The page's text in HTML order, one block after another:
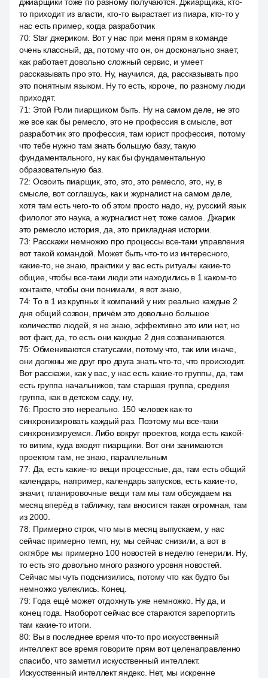
то приходит из власти, кто-то вырастает из пиара, кто-то у
нас есть пример, когда разработчик
70: Star джериком. Вот у нас при меня прям в команде
очень классный, да, потому что он, он досконально знает,
как работает довольно сложный сервис, и умеет
рассказывать про это. Ну, научился, да, рассказывать про
это понятным языком. Ну то есть, короче, по разному люди
приходят.
71: Этой Роли пиарщиком быть. Ну на самом деле, не это
же все как бы ремесло, это не профессия в смысле, вот
разработчик это профессия, там юрист профессия, потому
что тебе нужно там знать большую базу, такую
фундаментального, ну как бы фундаментальную
образовательную баз.
72: Освоить пиарщик, это, это, это ремесло, это, ну, в
смысле, вот соглашусь, как и журналист на самом деле,
хотя там есть чего-то об этом просто надо, ну, русский язык
филолог это наука, а журналист нет, тоже самое. Джарик
это ремесло история, да, это прикладная истории.
73: Расскажи немножко про процессы все-таки управления
вот такой командой. Может быть что-то из интересного,
какие-то, не знаю, практики у вас есть ритуалы какие-то
общие, чтобы все-таки люди эти находились в 1 каком-то
контакте, чтобы они понимали, я вот знаю,
74: То в 1 из крупных it компаний у них реально каждые 2
дня общий созвон, причём это довольно большое
количество людей, я не знаю, эффективно это или нет, но
вот факт, да, то есть они каждые 2 дня созваниваются.
75: Обмениваются статусами, потому что, так или иначе,
они должны же друг про друга знать что-то, что происходит.
Вот расскажи, как у вас, у нас есть какие-то группы, да, там
есть группа начальников, там старшая группа, средняя
группа, как в детском саду, ну,
76: Просто это нереально. 150 человек как-то
синхронизировать каждый раз. Поэтому мы все-таки
синхронизируемся. Либо вокруг проектов, когда есть какой-
то витим, куда входят пиарщики. Вот они занимаются
проектом там, не знаю, параллельным
77: Да, есть какие-то вещи процессные, да, там есть общий
календарь, например, календарь запусков, есть какие-то,
значит, планировочные вещи там мы там обсуждаем на
месяц вперёд в табличку, там вносится такая огромная, там
из 2000.
78: Примерно строк, что мы в месяц выпускаем, у нас
сейчас примерно темп, ну, мы сейчас снизили, а вот в
октябре мы примерно 100 новостей в неделю генерили. Ну,
то есть это довольно много разного уровня новостей.
Сейчас мы чуть подснизились, потому что как будто бы
немножко увлеклись. Конец.
79: Года ещё может отдохнуть уже немножко. Ну да, и
конец года. Наоборот сейчас все стараются зарепортить
там какие-то итоги.
80: Вы в последнее время что-то про искусственный
интеллект все время говорите прям вот целенаправленно
спасибо, что заметил искусственный интеллект.
Искусственный интеллект яндекс. Нет, мы искренне